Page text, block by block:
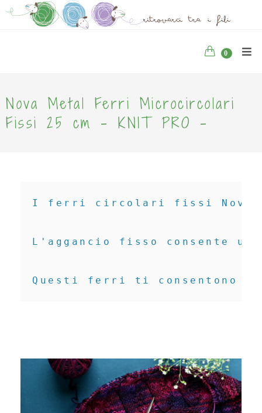
0
Nova Metal Ferri Microcircolari
Fissi 25 cm - KNIT PRO -
I ferri circolari fissi Nova
L'aggancio fisso consente
Questi ferri ti consentono